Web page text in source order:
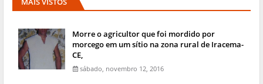
Morre o agricultor que foi mordido por
morcego em um sítio na zona rural de Iracema-
CE,
sábado, novembro 12, 2016